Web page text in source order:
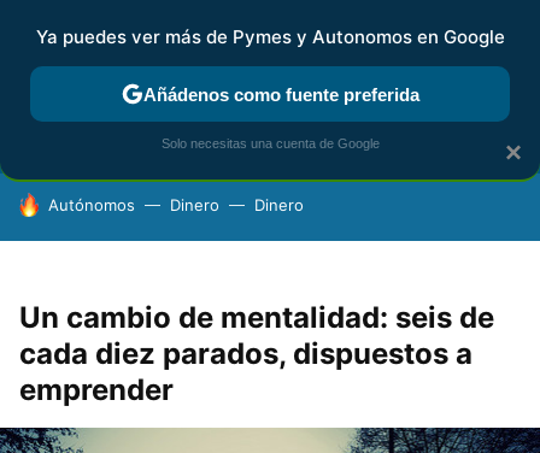
FISCALIDAD Y CONTABILIDAD KIT DIGITAL RENTA
HOY SE HABLA DE
Autónomos Dinero Dinero
Un cambio de mentalidad: seis de
cada diez parados, dispuestos a
emprender
×
Ya puedes ver más de Pymes y Autonomos en Google
Añádenos como fuente preferida
Solo necesitas una cuenta de Google